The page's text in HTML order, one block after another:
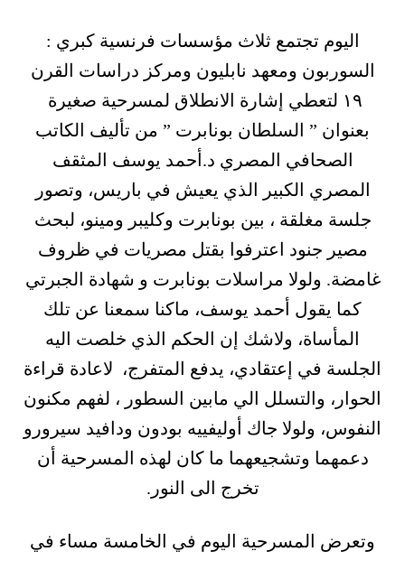
اليوم تجتمع ثلاث مؤسسات فرنسية كبري :
السوربون ومعهد نابليون ومركز دراسات القرن
١٩ لتعطي إشارة الانطلاق لمسرحية صغيرة
بعنوان ” السلطان بونابرت ” من تأليف الكاتب
الصحافي المصري د.أحمد يوسف المثقف
المصري الكبير الذي يعيش في باريس، وتصور
جلسة مغلقة ، بين بونابرت وكليبر ومينو، لبحث
مصير جنود اعترفوا بقتل مصريات في ظروف
غامضة. ولولا مراسلات بونابرت و شهادة الجبرتي
كما يقول أحمد يوسف، ماكنا سمعنا عن تلك
المأساة، ولاشك إن الحكم الذي خلصت اليه
الجلسة في إعتقادي، يدفع المتفرج، لاعادة قراءة
الحوار، والتسلل الي مابين السطور ، لفهم مكنون
النفوس، ولولا جاك أوليفييه بودون ودافيد سيرورو
دعمهما وتشجيعهما ما كان لهذه المسرحية أن
تخرج الى النور.
وتعرض المسرحية اليوم في الخامسة مساء في